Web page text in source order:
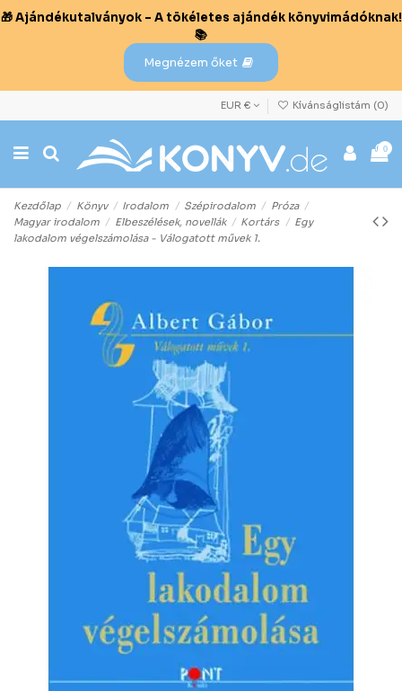
🎁 Ajándékutalványok – A tökéletes ajándék könyvimádóknak!
📚
Megnézem őket
EUR € Kívánságlistám (0)
0
Kezdőlap Könyv Irodalom Szépirodalom
Próza
Magyar irodalom
Elbeszélések, novellák Kortárs
Egy
lakodalom végelszámolása - Válogatott művek 1.